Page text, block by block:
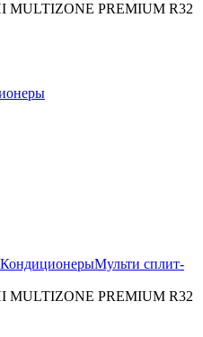
MULTIZONE PREMIUM R32
Мульти сплит-
MULTIZONE PREMIUM R32